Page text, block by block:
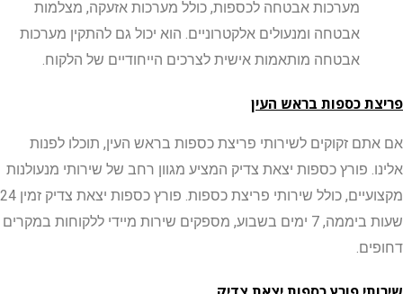
מערכות אבטחה לכספות, כולל מערכות אזעקה, מצלמות
אבטחה ומנעולים אלקטרוניים. הוא יכול גם להתקין מערכות
אבטחה מותאמות אישית לצרכים הייחודיים של הלקוח.
כספות בראש העין
זקוקים לשירותי פריצת כספות בראש העין, תוכלו לפנות
פורץ כספות יצאת צדיק המציע מגוון רחב של שירותי מנעולנות
מקצועיים, כולל שירותי פריצת כספות. פורץ כספות יצאת צדיק זמין 24
שעות ביממה, 7 ימים בשבוע, מספקים שירות מיידי ללקוחות במקרים